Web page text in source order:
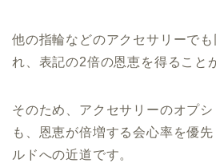
他の指輪などのアクセサリーで
れ、表記の2倍の恩恵を得ること
そのため、アクセサリーのオプ
も、恩恵が倍増する会心率を優
ルドへの近道です。